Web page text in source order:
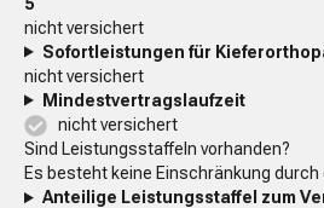
nicht versichert
Sofortleistungen für
nicht versichert
Mindestvertragslaufzeit
nicht versichert
Sind Leistungsstaffeln vorhanden?
Es besteht keine Einschränkung
Anteilige Leistungsstaffel zum